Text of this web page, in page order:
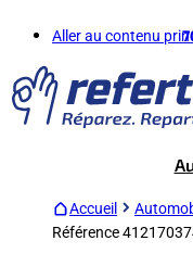
Aller au contenu
Accueil
Référence